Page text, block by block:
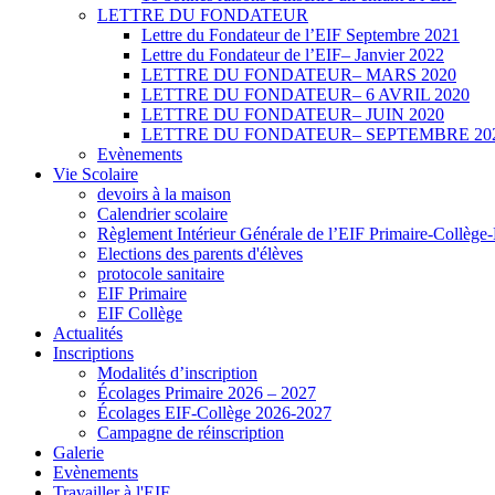
LETTRE DU FONDATEUR
Lettre du Fondateur de l’EIF Septembre 2021
Lettre du Fondateur de l’EIF– Janvier 2022
LETTRE DU FONDATEUR– MARS 2020
LETTRE DU FONDATEUR– 6 AVRIL 2020
LETTRE DU FONDATEUR– JUIN 2020
LETTRE DU FONDATEUR– SEPTEMBRE
Evènements
Vie Scolaire
devoirs à la maison
Calendrier scolaire
Règlement Intérieur Générale de l’EIF Primaire-
Elections des parents d'élèves
protocole sanitaire
EIF Primaire
EIF Collège
Actualités
Inscriptions
Modalités d’inscription
Écolages Primaire 2026 – 2027
Écolages EIF-Collège 2026-2027
Campagne de réinscription
Galerie
Evènements